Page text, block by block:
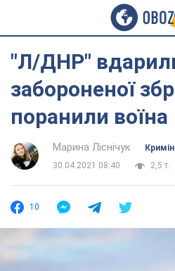
"Л/ДНР"
забороненої
поранили воїна
Марина Ліснічук
30.04.2021 08:40
2,5 т.
10